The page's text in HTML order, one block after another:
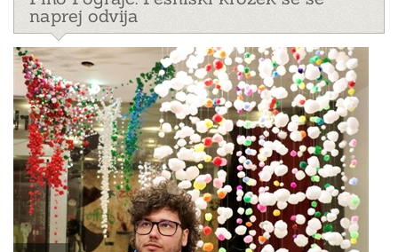
naprej odvija